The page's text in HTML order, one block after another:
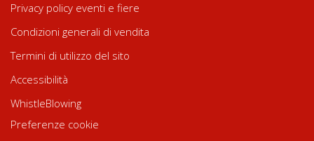
Privacy policy eventi e fiere
Condizioni generali di vendita
Termini di utilizzo del sito
Accessibilità
WhistleBlowing
Preferenze cookie